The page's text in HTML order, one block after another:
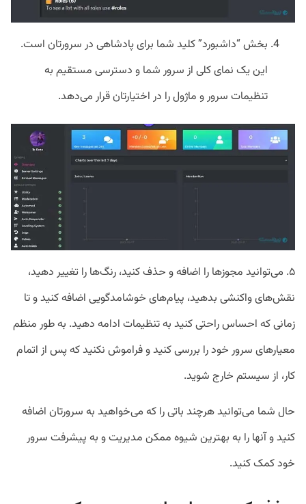
بخش “داشبورد” کلید شما برای پادشاهی در سرورتان است.
این یک نمای کلی از سرور شما و دسترسی مستقیم به
تنظیمات سرور و ماژول را در اختیارتان قرار می‌دهد.
۵. می‌توانید مجوزها را اضافه و حذف کنید، رنگ‌ها را تغییر دهید،
نقش‌های واکنشی بدهید، پیام‌های خوشامدگویی اضافه کنید و تا
زمانی که احساس راحتی کنید به تنظیمات ادامه دهید. به طور منظم
معیارهای سرور خود را بررسی کنید و فراموش نکنید که پس از اتمام
کار، از سیستم خارج شوید.
حال شما می‌توانید هرچند باتی را که می‌خواهید به سرورتان اضافه
کنید و آنها را به بهترین شیوه ممکن مدیریت و به پیشرفت سرور
خود کمک کنید.